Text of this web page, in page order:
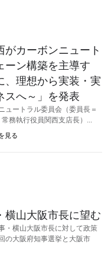
がカーボンニュート
ーン構築を主導す
、理想から実装・実
スへ～」を発表
ュートラル委員会（委員長＝
務執行役員関西支店長）...
見る
横山大阪市長に望む
・横山大阪市長に対して政策
阪府知事選挙と大阪市